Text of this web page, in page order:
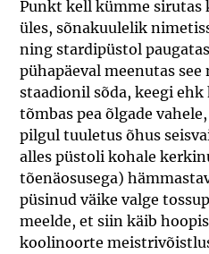
Punkt kell kümme
üles, sõnakuulelik
ning stardipüstol
pühapäeval meenutas
staadionil sõda, keegi ehk
tõmbas pea õlgade
pilgul tuuletus õhus
alles püstoli kohale
tõenäosusega)
püsinud väike valge
meelde, et siin käib
koolinoorte